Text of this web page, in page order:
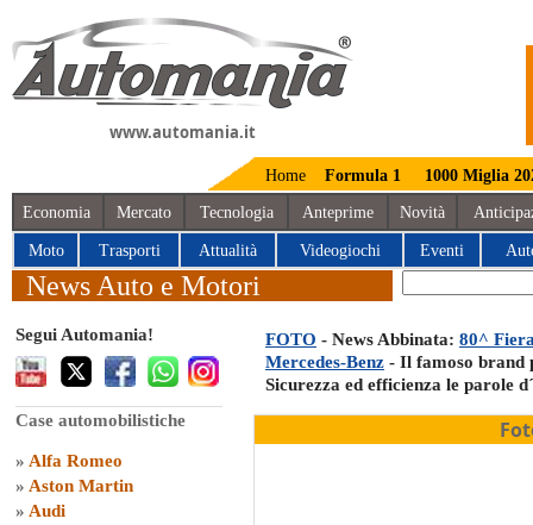
www.automania.it
Home Formula 1 1000 Miglia
Economia Mercato Tecnologia Anteprime Novità
Moto Trasporti Attualità Videogiochi Eventi
News Auto e Motori
Segui Automania!
Case automobilistiche
» Alfa Romeo
» Aston Martin
» Audi
FOTO - News Abbinata: 80^
Mercedes-Benz - Il famoso brand
Sicurezza ed efficienza le parole